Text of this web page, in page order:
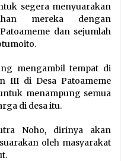
segera menyuarakan
mereka dengan
dan sejumlah
mengambil tempat di
III di Desa Patoameme
menampung semua
di desa itu.
Noho, dirinya akan
oleh masyarakat